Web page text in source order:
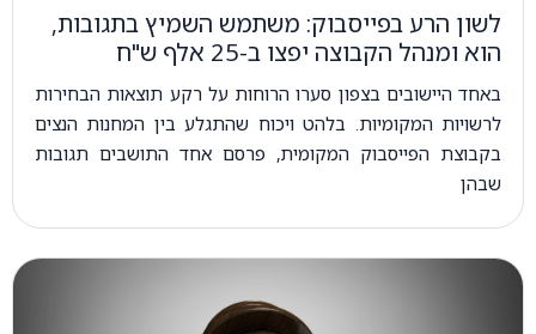
לשון הרע בפייסבוק: משתמש השמיץ בתגובות,
הוא ומנהל הקבוצה יפצו ב-25 אלף ש"ח
באחד היישובים בצפון סערו הרוחות על רקע תוצאות הבחירות
לרשויות המקומיות. בלהט ויכוח שהתגלע בין המחנות הנצים
בקבוצת הפייסבוק המקומית, פרסם אחד התושבים תגובות
שבהן